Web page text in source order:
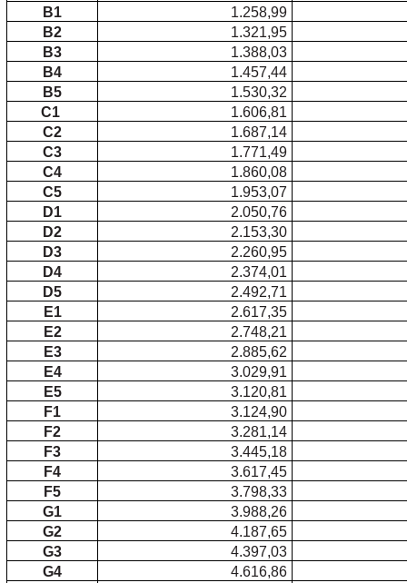
B1
1.258,99
B2
1.321,95
B3
1.388,03
B4
1.457,44
B5
1.530,32
C1
1.606,81
C2
1.687,14
C3
1.771,49
C4
1.860,08
C5
1.953,07
D1
2.050,76
D2
2.153,30
D3
2.260,95
D4
2.374,01
D5
2.492,71
E1
2.617,35
E2
2.748,21
E3
2.885,62
E4
3.029,91
E5
3.120,81
F1
3.124,90
F2
3.281,14
F3
3.445,18
F4
3.617,45
F5
3.798,33
G1
3.988,26
G2
4.187,65
G3
4.397,03
G4
4.616,86